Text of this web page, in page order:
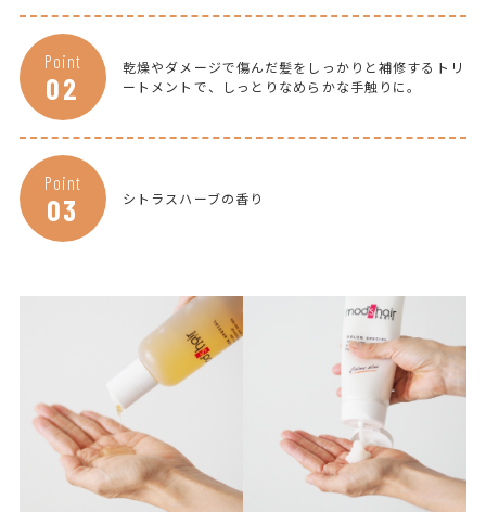
Point
02
乾燥やダメージで傷んだ髪をしっかりと補修するトリ
ートメントで、しっとりなめらかな手触りに。
Point
03 シトラスハーブの香り